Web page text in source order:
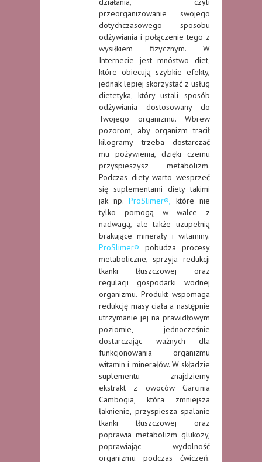
przeorganizowanie swojego
dotychczasowego sposobu
odżywiania i połączenie tego z
wysiłkiem fizycznym. W
Internecie jest mnóstwo diet,
które obiecują szybkie efekty,
jednak lepiej skorzystać z usług
dietetyka, który ustali sposób
odżywiania dostosowany do
Twojego organizmu. Wbrew
pozorom, aby organizm tracił
kilogramy trzeba dostarczać
mu pożywienia, dzięki czemu
przyspieszysz metabolizm.
Podczas diety warto wesprzeć
się suplementami diety takimi
jak np. ProSlimer®, które nie
tylko pomogą w walce z
nadwagą, ale także uzupełnią
brakujące minerały i witaminy.
ProSlimer® pobudza procesy
metaboliczne, sprzyja redukcji
tkanki tłuszczowej oraz
regulacji gospodarki wodnej
organizmu. Produkt wspomaga
redukcję masy ciała a następnie
utrzymanie jej na prawidłowym
poziomie, jednocześnie
dostarczając ważnych dla
funkcjonowania organizmu
witamin i minerałów. W składzie
suplementu znajdziemy
ekstrakt z owoców Garcinia
Cambogia, która zmniejsza
łaknienie, przyspiesza spalanie
tkanki tłuszczowej oraz
poprawia metabolizm glukozy,
poprawiając wydolność
organizmu podczas ćwiczeń.